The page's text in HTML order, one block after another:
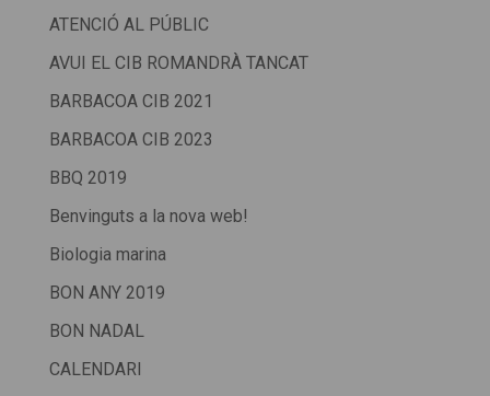
ATENCIÓ AL PÚBLIC
AVUI EL CIB ROMANDRÀ TANCAT
BARBACOA CIB 2021
BARBACOA CIB 2023
BBQ 2019
Benvinguts a la nova web!
Biologia marina
BON ANY 2019
BON NADAL
CALENDARI